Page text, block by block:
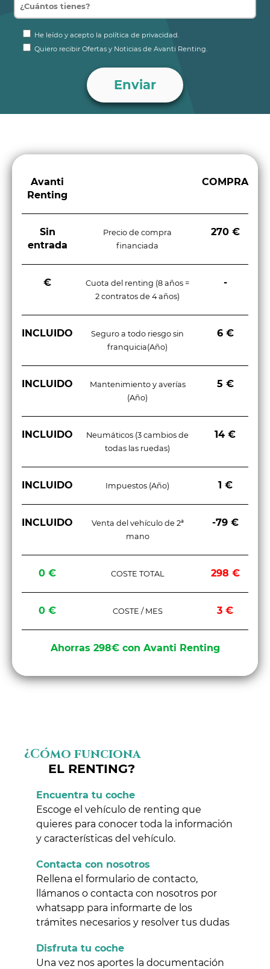
asientos traseros
Tapicería de los asientos: tela, Tapicería de los asientos
(material secundario): tela
profundidad, Volante multifunción
Espejo de cortesía para acompañante, Espejo de
cortesía para conductor
He leído y acepto la política de privacidad.
Quiero recibir Ofertas y Noticias de Avanti Renting.
Avanti
Renting
COMPRA
Sin
entrada
Precio de compra
financiada
270 €
€
Cuota del renting (8 años =
2 contratos de 4 años)
-
INCLUIDO
Seguro a todo riesgo sin
franquicia(Año)
6 €
INCLUIDO
Mantenimiento y averías
(Año)
5 €
INCLUIDO
Neumáticos (3 cambios de
todas las ruedas)
14 €
INCLUIDO Impuestos (Año) 1 €
INCLUIDO
Venta del vehículo de 2ª
mano
-79 €
0 € COSTE TOTAL 298 €
0 € COSTE / MES 3 €
Ahorras 298€ con Avanti Renting
¿Cómo funciona
EL RENTING?
Encuentra tu coche
Escoge el vehículo de renting que
quieres para conocer toda la información
y características del vehículo.
Contacta con nosotros
Rellena el formulario de contacto,
llámanos o contacta con nosotros por
whatsapp para informarte de los
trámites necesarios y resolver tus dudas
Disfruta tu coche
Una vez nos aportes la documentación